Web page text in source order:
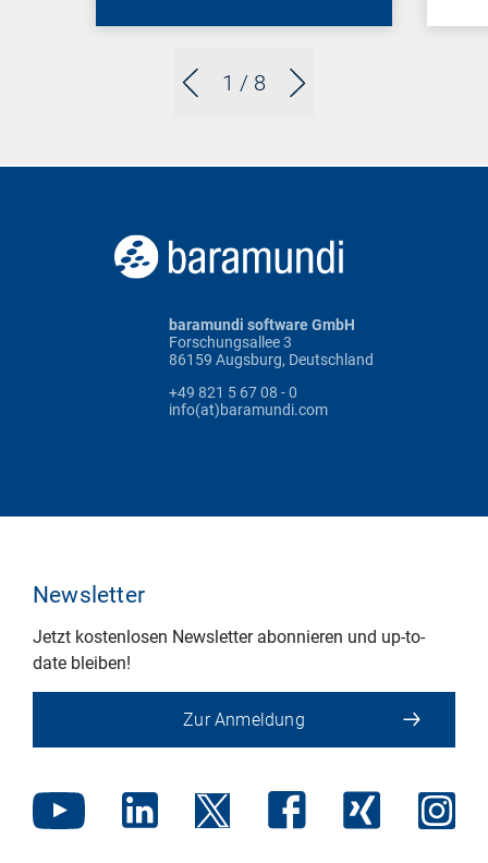
1 / 8
baramundi software GmbH
Forschungsallee 3
86159 Augsburg, Deutschland
+49 821 5 67 08 - 0
info(at)baramundi.com
Newsletter
Jetzt kostenlosen Newsletter abonnieren und up-to-
date bleiben!
Zur Anmeldung